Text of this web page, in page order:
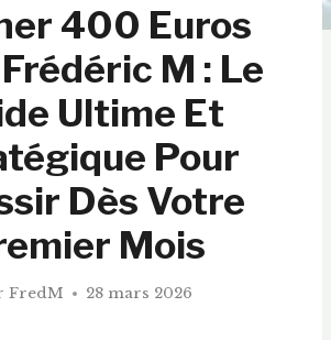
400 Euros
M : Le
Ultime Et
Pour
Dès Votre
Mois
FredM 28 mars 2026